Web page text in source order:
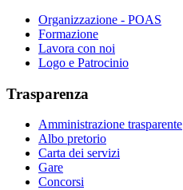
Organizzazione - POAS
Formazione
Lavora con noi
Logo e Patrocinio
Trasparenza
Amministrazione trasparente
Albo pretorio
Carta dei servizi
Gare
Concorsi